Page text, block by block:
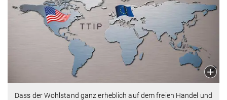
Dass der Wohlstand ganz erheblich auf dem freien Handel und